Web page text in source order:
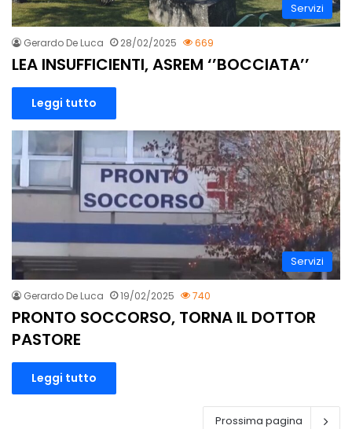
Servizi
Gerardo De Luca 28/02/2025 669
LEA INSUFFICIENTI, ASREM ‘’BOCCIATA’’
Leggi tutto
Servizi
Gerardo De Luca 19/02/2025 740
PRONTO SOCCORSO, TORNA IL DOTTOR
PASTORE
Leggi tutto
Prossima pagina